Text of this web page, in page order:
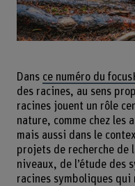
Dans ce numéro du
des racines, au sens
racines jouent un rôle
nature, comme chez les
mais aussi dans le
projets de recherche de
niveaux, de l’étude des
racines symboliques qui